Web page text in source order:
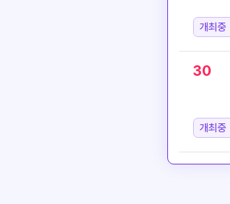
개최중
30
개최중